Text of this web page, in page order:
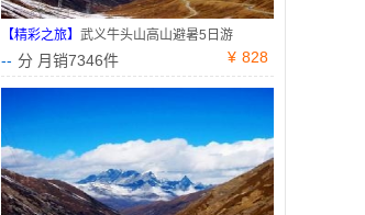
【精彩之旅】 武义牛头山高山避暑5日游
-- 分 月销7346件 ¥ 828